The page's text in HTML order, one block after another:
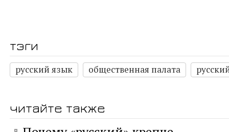
тэги
русский язык общественная палата
читайте также